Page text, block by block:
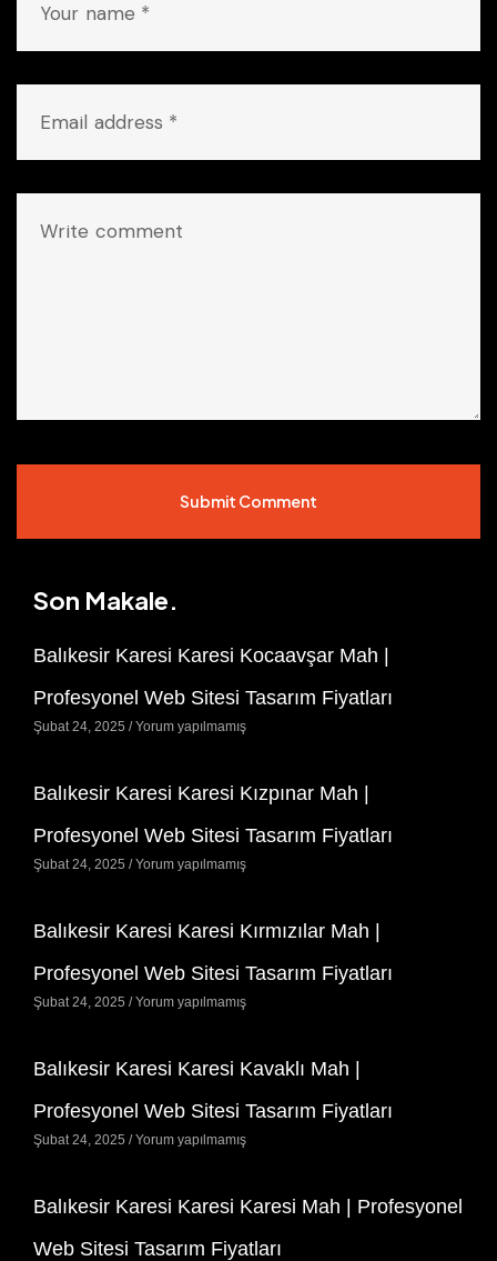
Submit Comment
Son Makale.
Balıkesir Karesi Karesi Kocaavşar Mah |
Profesyonel Web Sitesi Tasarım Fiyatları
Şubat 24, 2025 Yorum yapılmamış
Balıkesir Karesi Karesi Kızpınar Mah |
Profesyonel Web Sitesi Tasarım Fiyatları
Şubat 24, 2025 Yorum yapılmamış
Balıkesir Karesi Karesi Kırmızılar Mah |
Profesyonel Web Sitesi Tasarım Fiyatları
Şubat 24, 2025 Yorum yapılmamış
Balıkesir Karesi Karesi Kavaklı Mah |
Profesyonel Web Sitesi Tasarım Fiyatları
Şubat 24, 2025 Yorum yapılmamış
Balıkesir Karesi Karesi Karesi Mah | Profesyonel
Web Sitesi Tasarım Fiyatları